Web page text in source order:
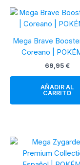
Mega Brave
Coreano |
69,95 €
AÑADIR AL
CARRITO